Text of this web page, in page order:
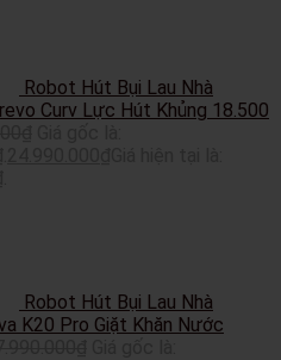
Robot Hút Bụi Lau Nhà
Curv Lực Hút Khủng 18.500
Robot Hút Bụi Lau Nhà
K20 Pro Giặt Khăn Nước